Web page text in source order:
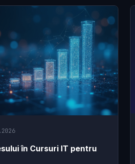
în Cursuri IT pentru